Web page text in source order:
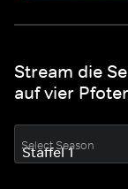
Stream die
auf vier
Select Season